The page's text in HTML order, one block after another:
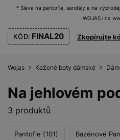
* Sleva na pantofle, sandály a na
WOJAS i na
KÓD: FINAL20 Zkopírujte
Wojas Kožené boty dámské
Na jehlovém
3 produktů
Pantofle (101) Bazénové